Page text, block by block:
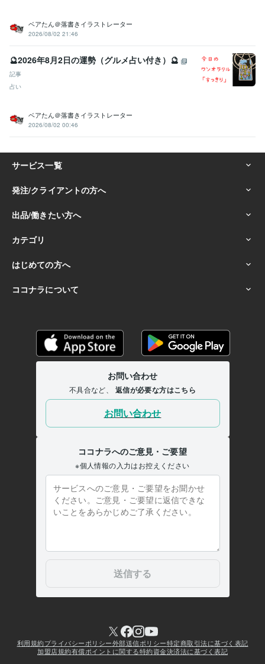
ベアたん＠落書きイラストレーター
2026/08/02 21:46
🔮2026年8月2日の運勢（グルメ占い付き）🔮
記事
占い
ベアたん＠落書きイラストレーター
2026/08/02 00:46